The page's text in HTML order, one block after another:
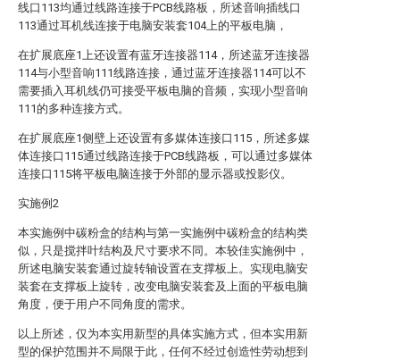
线口113均通过线路连接于PCB线路板，所述音响插线口
113通过耳机线连接于电脑安装套104上的平板电脑，
在扩展底座1上还设置有蓝牙连接器114，所述蓝牙连接器
114与小型音响111线路连接，通过蓝牙连接器114可以不
需要插入耳机线仍可接受平板电脑的音频，实现小型音响
111的多种连接方式。
在扩展底座1侧壁上还设置有多媒体连接口115，所述多媒
体连接口115通过线路连接于PCB线路板，可以通过多媒体
连接口115将平板电脑连接于外部的显示器或投影仪。
实施例2
本实施例中碳粉盒的结构与第一实施例中碳粉盒的结构类
似，只是搅拌叶结构及尺寸要求不同。本较佳实施例中，
所述电脑安装套通过旋转轴设置在支撑板上。实现电脑安
装套在支撑板上旋转，改变电脑安装套及上面的平板电脑
角度，便于用户不同角度的需求。
以上所述，仅为本实用新型的具体实施方式，但本实用新
型的保护范围并不局限于此，任何不经过创造性劳动想到